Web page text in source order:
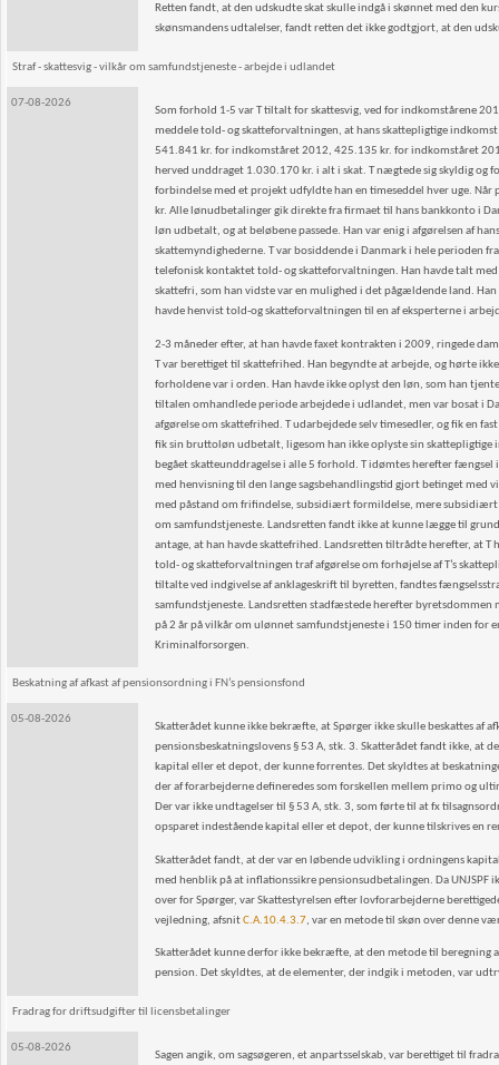
Retten fandt, at den udskudte skat skulle indgå i skønnet med den
skønsmandens udtalelser, fandt retten det ikke godtgjort, at den
Straf - skattesvig - vilkår om samfundstjeneste - arbejde i udlandet
07-08-2026
Som forhold 1-5 var T tiltalt for skattesvig, ved for indkomstårene
meddele told- og skatteforvaltningen, at hans skattepligtige
541.841 kr. for indkomståret 2012, 425.135 kr. for indkomståret
herved unddraget 1.030.170 kr. i alt i skat. T nægtede sig skyldig og
forbindelse med et projekt udfyldte han en timeseddel hver uge.
kr. Alle lønudbetalinger gik direkte fra firmaet til hans bankkonto i
løn udbetalt, og at beløbene passede. Han var enig i afgørelsen af
skattemyndighederne. T var bosiddende i Danmark i hele perioden
telefonisk kontaktet told- og skatteforvaltningen. Han havde talt
skattefri, som han vidste var en mulighed i det pågældende land.
havde henvist told-og skatteforvaltningen til en af eksperterne i
2-3 måneder efter, at han havde faxet kontrakten i 2009, ringede
T var berettiget til skattefrihed. Han begyndte at arbejde, og hørte
forholdene var i orden. Han havde ikke oplyst den løn, som han
tiltalen omhandlede periode arbejdede i udlandet, men var bosat i
afgørelse om skattefrihed. T udarbejdede selv timesedler, og fik en
fik sin bruttoløn udbetalt, ligesom han ikke oplyste sin
begået skatteunddragelse i alle 5 forhold. T idømtes herefter
med henvisning til den lange sagsbehandlingstid gjort betinget med
med påstand om frifindelse, subsidiært formildelse, mere subsidiært
om samfundstjeneste. Landsretten fandt ikke at kunne lægge til
antage, at han havde skattefrihed. Landsretten tiltrådte herefter, at
told- og skatteforvaltningen traf afgørelse om forhøjelse af T’s
tiltalte ved indgivelse af anklageskrift til byretten, fandtes
samfundstjeneste. Landsretten stadfæstede herefter
på 2 år på vilkår om ulønnet samfundstjeneste i 150 timer inden for
Kriminalforsorgen.
Beskatning af afkast af pensionsordning i FN’s pensionsfond
05-08-2026
Skatterådet kunne ikke bekræfte, at Spørger ikke skulle beskattes af
pensionsbeskatningslovens § 53 A, stk. 3. Skatterådet fandt ikke, at
kapital eller et depot, der kunne forrentes. Det skyldtes at
der af forarbejderne defineredes som forskellen mellem primo og
Der var ikke undtagelser til § 53 A, stk. 3, som førte til at fx
opsparet indestående kapital eller et depot, der kunne tilskrives en
Skatterådet fandt, at der var en løbende udvikling i ordningens
med henblik på at inflationssikre pensionsudbetalingen. Da
over for Spørger, var Skattestyrelsen efter lovforarbejderne
vejledning, afsnitC.A.10.4.3.7, var en metode til skøn over denne
Skatterådet kunne derfor ikke bekræfte, at den metode til beregning
pension. Det skyldtes, at de elementer, der indgik i metoden, var
Fradrag for driftsudgifter til licensbetalinger
05-08-2026
Sagen angik, om sagsøgeren, et anpartsselskab, var berettiget til